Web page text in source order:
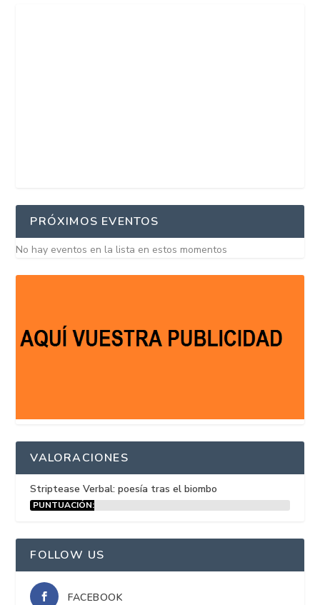
PRÓXIMOS EVENTOS
No hay eventos en la lista en estos momentos
VALORACIONES
Striptease Verbal: poesía tras el biombo
PUNTUACIÓN:
FOLLOW US
FACEBOOK